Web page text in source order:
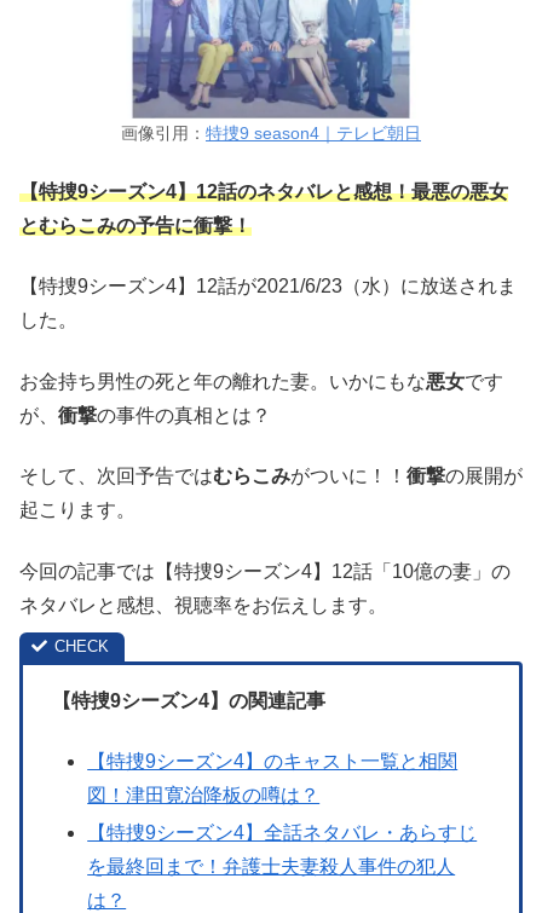
画像引用： 特捜9 season4｜テレビ朝日
【特捜9シーズン4】12話のネタバレと感想！最悪の悪女
とむらこみの予告に衝撃！
【特捜9シーズン4】12話が2021/6/23（水）に放送されま
した。
お金持ち男性の死と年の離れた妻。いかにもな悪女です
が、 衝撃の事件の真相とは？
そして、次回予告ではむらこみがついに！！ 衝撃の展開が
起こります。
今回の記事では【特捜9シーズン4】12話「10億の妻」の
ネタバレと感想、視聴率をお伝えします。
【特捜9シーズン4】の関連記事
【特捜9シーズン4】のキャスト一覧と相関
図！津田寛治降板の噂は？
【特捜9シーズン4】全話ネタバレ・あらすじ
を最終回まで！弁護士夫妻殺人事件の犯人
は？